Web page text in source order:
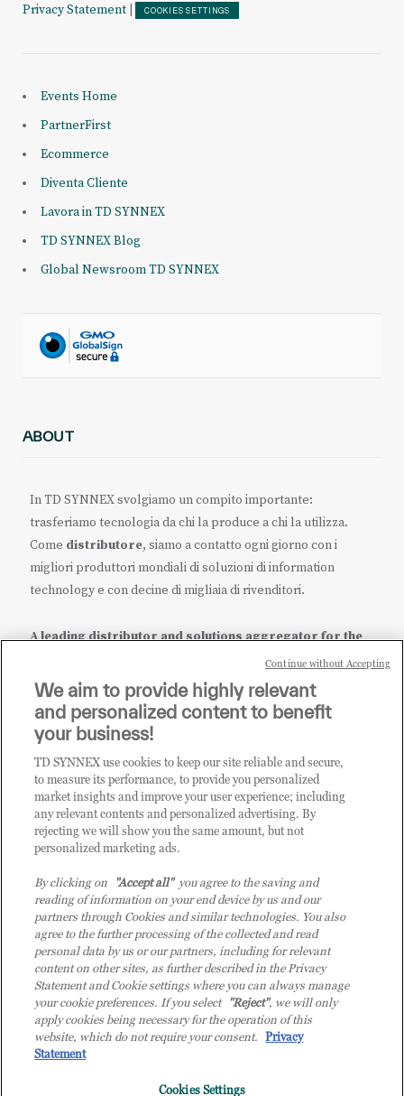
Privacy Statement COOKIES SETTINGS
Events Home
PartnerFirst
Ecommerce
Diventa Cliente
Lavora in TD SYNNEX
TD SYNNEX Blog
Global Newsroom TD SYNNEX
ABOUT
In TD SYNNEX svolgiamo un compito importante:
trasferiamo tecnologia da chi la produce a chi la utilizza.
Come distributore, siamo a contatto ogni giorno con i
migliori produttori mondiali di soluzioni di information
technology e con decine di migliaia di rivenditori.
A leading distributor and solutions aggregator for the
it.tdsynnex.com eu.tdsynnex.com| tdsynnex.com
CATEGORIE
Categorie
© 2026 TD SYNNEX Italy S.r.l. - Sede legale: via Luigi Russolo 9, 20138
Milano (MI) - Numero di iscrizione al Registro delle Imprese di Milano e
Codice Fiscale: 07092780159 - P.IVA: 07092780159 - Eur 12.569.000,00 i.v -
TD SYNNEX e TD SYNNEX logo sono marchi registrati di TD SYNNEX
Corporation negli Stati Uniti e in altri Paesi. Società a socio unico soggetta
all’attività di direzione e coordinamento della controllante TD SYNNEX
We aim to provide highly relevant
and personalized content to benefit
your business!
TD SYNNEX use cookies to keep our site reliable and secure,
to measure its performance, to provide you personalized
market insights and improve your user experience; including
any relevant contents and personalized advertising. By
rejecting we will show you the same amount, but not
personalized marketing ads.
By clicking on "Accept all"you agree to the saving and
reading of information on your end device by us and our
partners through Cookies and similar technologies. You also
agree to the further processing of the collected and read
personal data by us or our partners, including for relevant
content on other sites, as further described in the Privacy
Statement and Cookie settings where you can always manage
your cookie preferences. If you select "Reject", we will only
apply cookies being necessary for the operation of this
website, which do not require your consent. Privacy
Statement
Cookies Settings
Continue without Accepting